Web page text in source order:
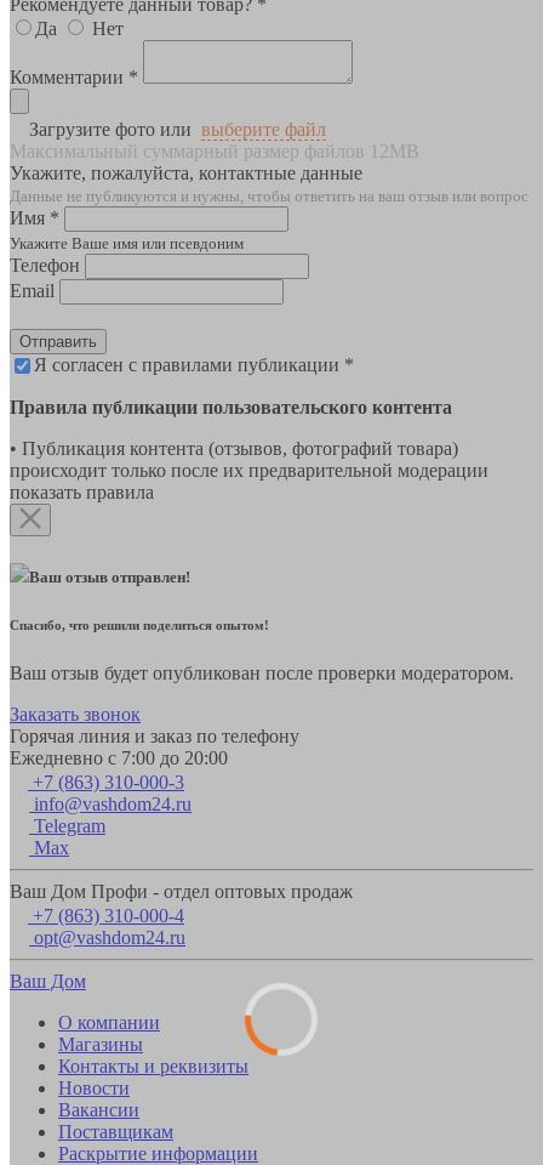
Да
Нет
Комментарии *
Загрузите фото или выберите файл
Максимальный суммарный размер файлов 12MB
Укажите, пожалуйста, контактные данные
Данные не публикуются и нужны, чтобы ответить на ваш отзыв или вопрос
Имя *
Укажите Ваше имя или псевдоним
Телефон
Email
Отправить
Я согласен с правилами публикации *
Правила публикации пользовательского контента
• Публикация контента (отзывов, фотографий товара)
происходит только после их предварительной модерации
показать правила
Ваш отзыв отправлен!
Спасибо, что решили поделиться опытом!
Ваш отзыв будет опубликован после проверки модератором.
Заказать звонок
Горячая линия и заказ по телефону
Ежедневно с 7:00 до 20:00
+7 (863) 310-000-3
info@vashdom24.ru
Telegram
Max
Ваш Дом Профи - отдел оптовых продаж
+7 (863) 310-000-4
opt@vashdom24.ru
Ваш Дом
О компании
Магазины
Контакты и реквизиты
Новости
Вакансии
Поставщикам
Раскрытие информации